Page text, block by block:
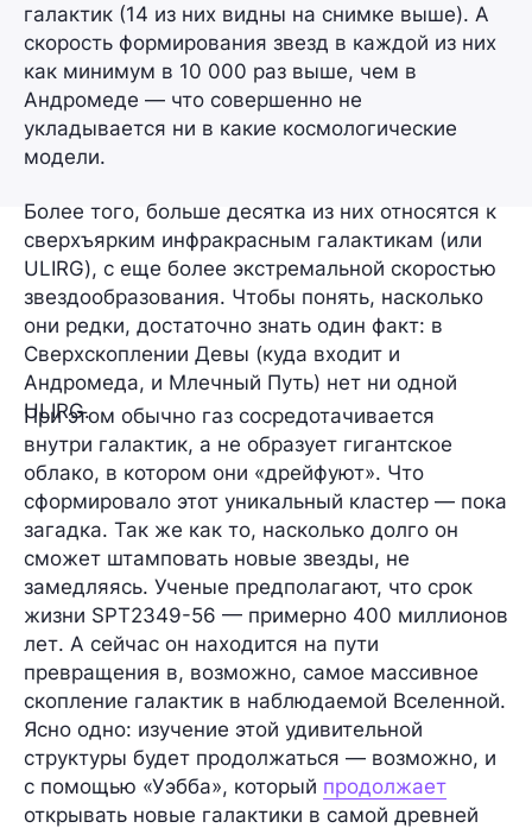
галактик (14 из них видны на снимке выше). А
скорость формирования звезд в каждой из них
как минимум в 10 000 раз выше, чем в
Андромеде — что совершенно не
укладывается ни в какие космологические
модели.
Более того, больше десятка из них относятся к
сверхъярким инфракрасным галактикам (или
ULIRG), с еще более экстремальной скоростью
звездообразования. Чтобы понять, насколько
они редки, достаточно знать один факт: в
Сверхскоплении Девы (куда входит и
Андромеда, и Млечный Путь) нет ни одной
ULIRG.
При этом обычно газ сосредотачивается
внутри галактик, а не образует гигантское
облако, в котором они «дрейфуют». Что
сформировало этот уникальный кластер — пока
загадка. Так же как то, насколько долго он
сможет штамповать новые звезды, не
замедляясь. Ученые предполагают, что срок
жизни SPT2349-56 — примерно 400 миллионов
лет. А сейчас он находится на пути
превращения в, возможно, самое массивное
скопление галактик в наблюдаемой Вселенной.
Ясно одно: изучение этой удивительной
структуры будет продолжаться — возможно, и
с помощью «Уэбба», который продолжает
открывать новые галактики в самой древней